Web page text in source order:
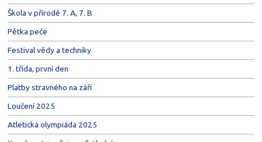
Škola v přírodě 7. A, 7. B
Pětka peče
Festival vědy a techniky
1. třída, první den
Platby stravného na září
Loučení 2025
Atletická olympiáda 2025